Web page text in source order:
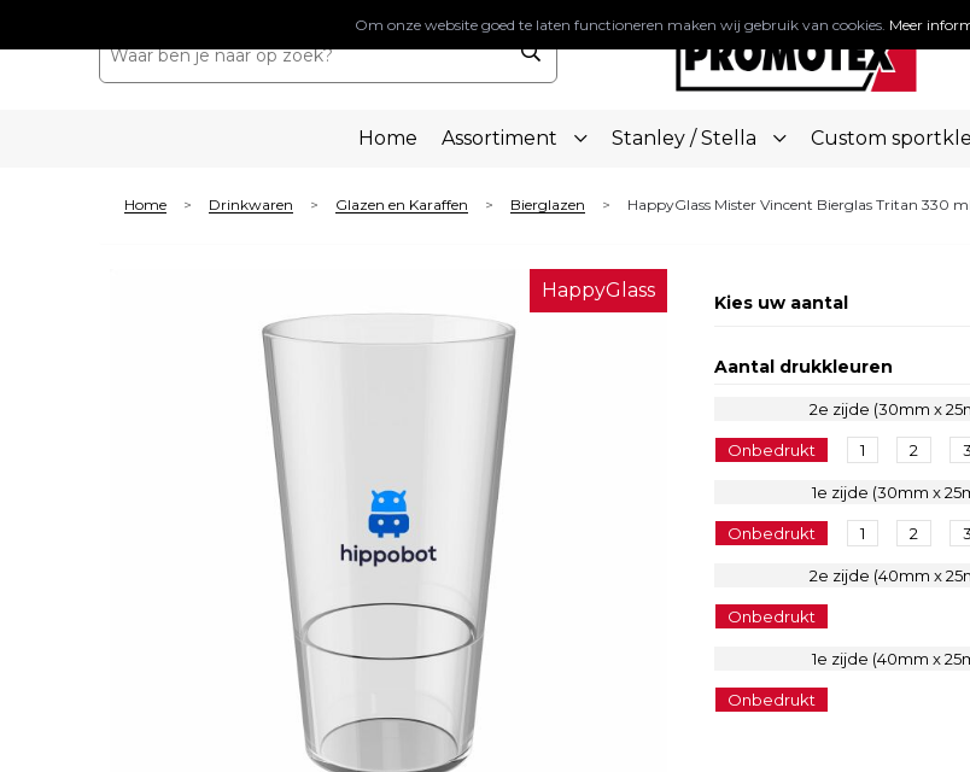
Home Assortiment Stanley / Stella Custom
Home > Drinkwaren > Glazen en Karaffen > Bierglazen > HappyGlass Mister Vincent Bierglas Tritan 330 ml
HappyGlass
Kies uw aantal
Aantal drukkleuren
2e zijde (30mm x
Onbedrukt 1 2 3
1e zijde (30mm x
Onbedrukt 1 2 3
2e zijde (40mm x
Onbedrukt
1e zijde (40mm x
Onbedrukt
Om onze website goed te laten functioneren maken wij gebruik van cookies. Meer